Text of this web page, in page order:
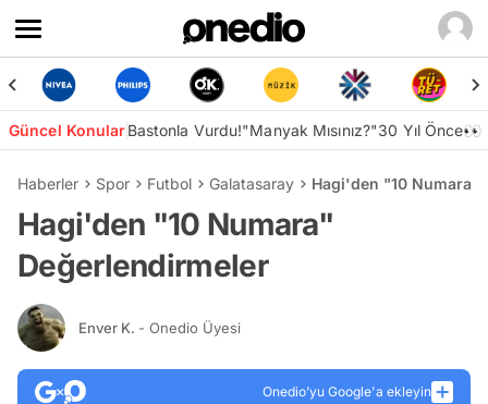
Güncel KonularBastonla Vurdu!"Manyak Mısınız?"30 Yıl Önce👀
Haberler Spor Futbol Galatasaray Hagi'den "10 Numara"
Hagi'den "10 Numara"
Değerlendirmeler
Enver K. - Onedio Üyesi
Onedio’yu Google'a ekleyin